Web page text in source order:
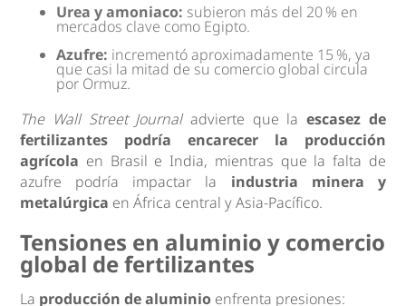
Urea y amoniaco: subieron más del 20 % en
mercados clave como Egipto.
Azufre: incrementó aproximadamente 15 %, ya
que casi la mitad de su comercio global circula
por Ormuz.
The Wall Street Journaladvierte que la escasez de
fertilizantes podría encarecer la producción
agrícola en Brasil e India, mientras que la falta de
azufre podría impactar la industria minera y
metalúrgica en África central y Asia-Pacífico.
Tensiones en aluminio y comercio
global de fertilizantes
La producción de aluminio enfrenta presiones: